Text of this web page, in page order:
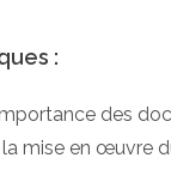
:
des
mise en œuvre